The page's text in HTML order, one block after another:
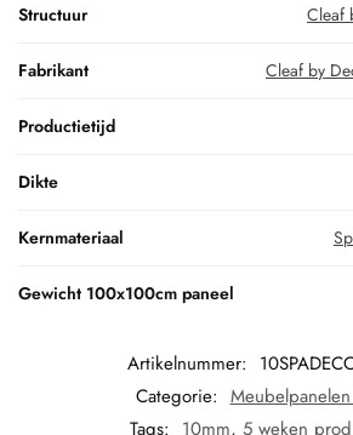
Structuur Cleaf
Fabrikant Cleaf by
Productietijd
Dikte
Kernmateriaal
Gewicht 100x100cm paneel
Artikelnummer:
Categorie:
Tags: 10mm, 5 weken